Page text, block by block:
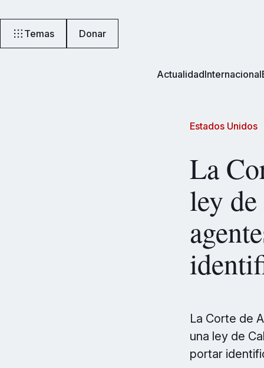
Temas Donar
ActualidadInternacional
Estados Unidos
La
ley
La Corte de
una ley de
portar